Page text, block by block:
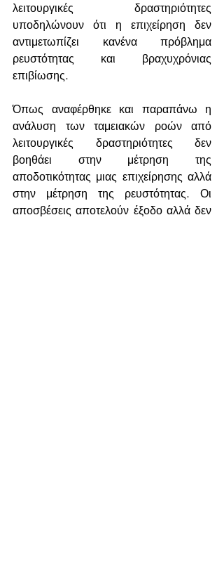
λειτουργικές δραστηριότητες
υποδηλώνουν ότι η επιχείρηση δεν
αντιμετωπίζει κανένα πρόβλημα
ρευστότητας και βραχυχρόνιας
επιβίωσης.
Όπως αναφέρθηκε και παραπάνω η
ανάλυση των ταμειακών ροών από
λειτουργικές δραστηριότητες δεν
βοηθάει στην μέτρηση της
αποδοτικότητας μιας επιχείρησης αλλά
στην μέτρηση της ρευστότητας. Οι
αποσβέσεις αποτελούν έξοδο αλλά δεν